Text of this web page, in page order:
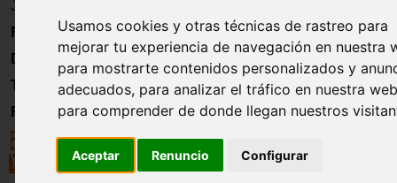
Usamos cookies y otras técnicas de rastreo para
mejorar tu experiencia de navegación en nuestra
para mostrarte contenidos personalizados y
adecuados, para analizar el tráfico en nuestra
para comprender de donde llegan nuestros
Aceptar Renuncio Configurar
Juguetes
Formación
Directorio
Trabajo
Registro